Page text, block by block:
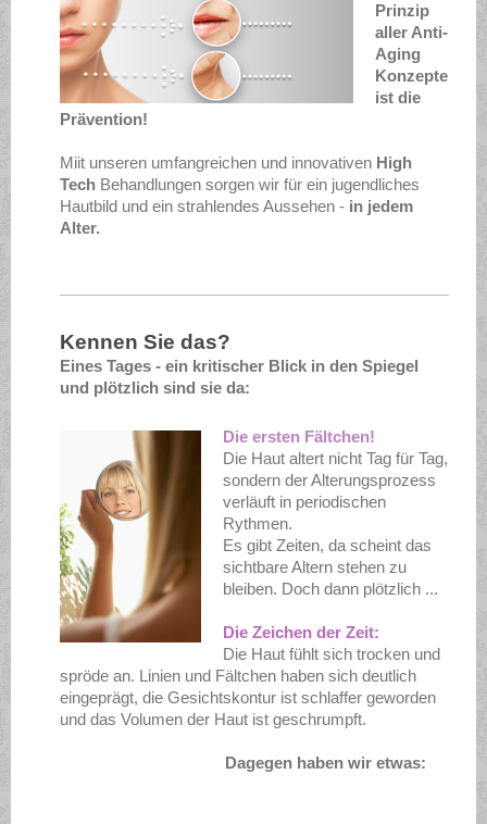
Prinzip
aller Anti-
Aging
Konzepte
ist die
Prävention!
Miit unseren umfangreichen und innovativen High
Tech Behandlungen sorgen wir für ein jugendliches
Hautbild und ein strahlendes Aussehen - in jedem
Alter.
Kennen Sie das?
Eines Tages - ein kritischer Blick in den Spiegel
und plötzlich sind sie da:
Die ersten Fältchen!
Die Haut altert nicht Tag für Tag,
sondern der Alterungsprozess
verläuft in periodischen
Rythmen.
Es gibt Zeiten, da scheint das
sichtbare Altern stehen zu
bleiben. Doch dann plötzlich ...
Die Zeichen der Zeit:
Die Haut fühlt sich trocken und
spröde an. Linien und Fältchen haben sich deutlich
eingeprägt, die Gesichtskontur ist schlaffer geworden
und das Volumen der Haut ist geschrumpft.
Dagegen haben wir etwas: